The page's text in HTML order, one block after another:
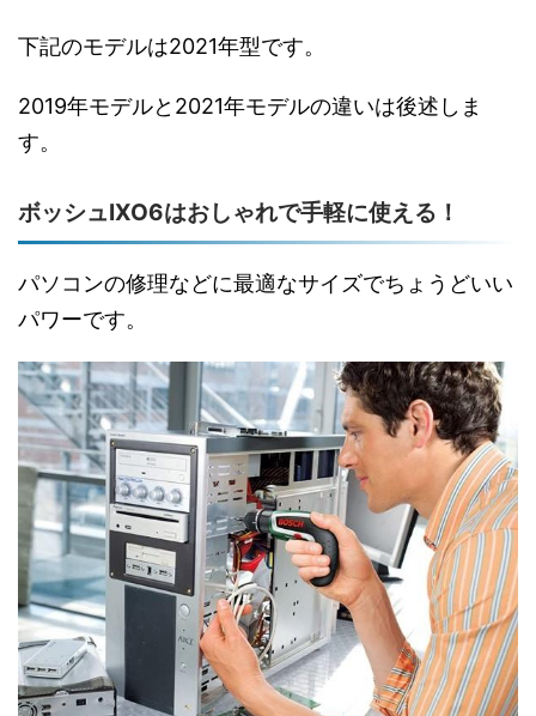
下記のモデルは2021年型です。
2019年モデルと2021年モデルの違いは後述しま
す。
ボッシュIXO6はおしゃれで手軽に使える！
パソコンの修理などに最適なサイズでちょうどいい
パワーです。